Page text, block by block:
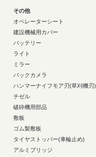
その他
オペレーターシート
建設機械用カバー
バッテリー
ライト
ミラー
バックカメラ
ハンマーナイフモア刃(草刈機刃)
チゼル
破砕機用部品
敷板
ゴム製敷板
タイヤストッパー(車輪止め)
アルミブリッジ